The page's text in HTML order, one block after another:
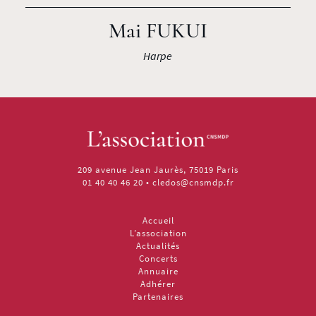
Mai FUKUI
Harpe
209 avenue Jean Jaurès, 75019 Paris
01 40 40 46 20 • cledos@cnsmdp.fr
Accueil
L’association
Actualités
Concerts
Annuaire
Adhérer
Partenaires